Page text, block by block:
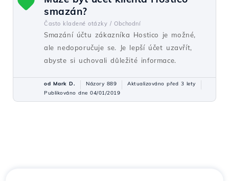
smazán?
Často kladené otázky / Obchodní
Smazání účtu zákazníka Hostico je možné,
ale nedoporučuje se. Je lepší účet uzavřít,
abyste si uchovali důležité informace.
od Mark D. Názory 889
Aktualizováno před 3 lety
Publikováno dne 04/01/2019